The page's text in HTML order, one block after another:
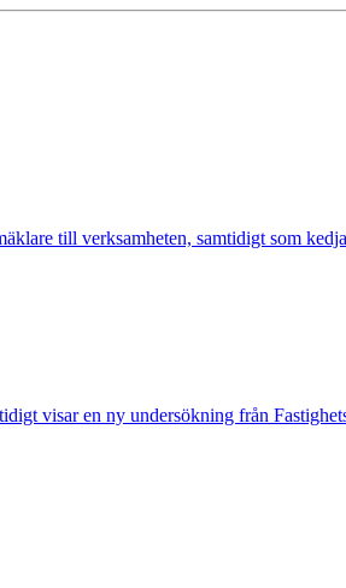
till verksamheten, samtidigt som
visar en ny undersökning från